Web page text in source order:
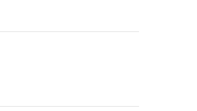
て購入していただける場合コメント
ただきます
ましたらお気軽にコメント下さいま